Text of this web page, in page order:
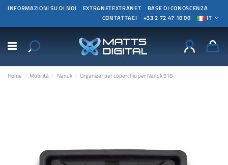
INFORMAZIONI SU DI NOI EXTRANETEXTRANET
BASE DI CONOSCENZA
CONTATTACI
+33 2 72 47 10 00 IT
Home Mobilità Nanuk Organizer per coperchio per Nanuk 918